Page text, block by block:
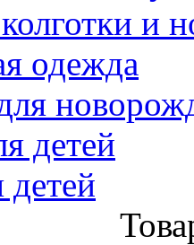
и
одежда
детей